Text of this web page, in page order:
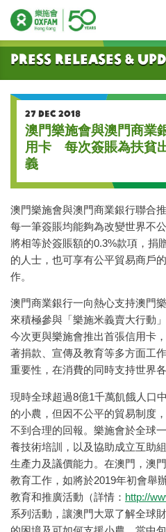
Start main content
Press Releases &
27 DEC 2018
澳門樂施會與澳門商業
用卡 每次簽賬為扶貧
義
澳門樂施會與澳門商業銀行聯合
每一筆簽賬均能夠為改變世界不
將相等於簽賬額的0.3%款項，捐
的人士，也可享有公平貿易商戶
作。
澳門商業銀行一向熱心支持澳門
來積極參與「樂施米義賣大行動
今次更與樂施會推出首張信用卡
著捐款、宣傳及教育等多方面工
重要性，在消費的同時支持世界
現時全球超過8億1千萬飢餓人口
的小農，但因不公平的貿易制度
不到合理的回報。樂施會於全球
養技術培訓，以及協助成立互助
生產力及議價能力。在澳門，澳
教育工作，如將於2019年初會舉
教育和推廣活動（詳情： http://
系列活動，讓澳門大眾了解全球